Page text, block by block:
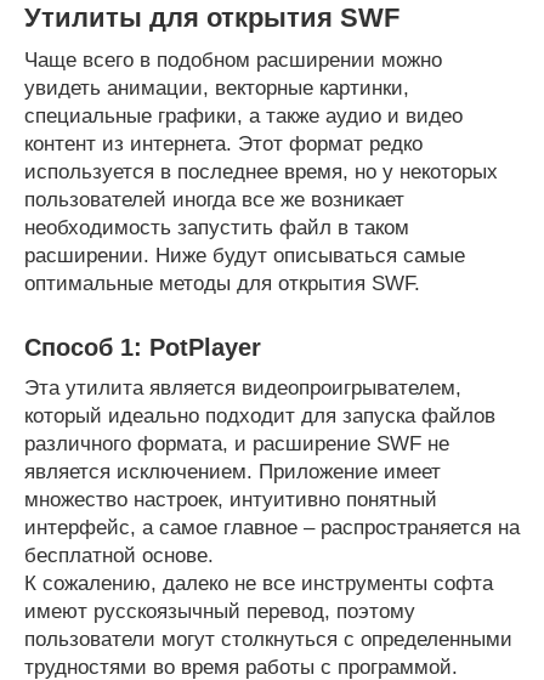
Утилиты для открытия SWF
Чаще всего в подобном расширении можно
увидеть анимации, векторные картинки,
специальные графики, а также аудио и видео
контент из интернета. Этот формат редко
используется в последнее время, но у некоторых
пользователей иногда все же возникает
необходимость запустить файл в таком
расширении. Ниже будут описываться самые
оптимальные методы для открытия SWF.
Способ 1: PotPlayer
Эта утилита является видеопроигрывателем,
который идеально подходит для запуска файлов
различного формата, и расширение SWF не
является исключением. Приложение имеет
множество настроек, интуитивно понятный
интерфейс, а самое главное – распространяется на
бесплатной основе.
К сожалению, далеко не все инструменты софта
имеют русскоязычный перевод, поэтому
пользователи могут столкнуться с определенными
трудностями во время работы с программой.